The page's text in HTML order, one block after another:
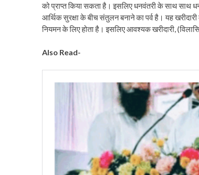
को प्राप्त किया सकता है। इसलिए धनवंतरी के साथ साथ
आर्थिक सुरक्षा के बीच संतुलन बनाने का पर्व है। यह
नियमन के लिए होता है। इसलिए आवश्यक खरीदारी,
Also Read-